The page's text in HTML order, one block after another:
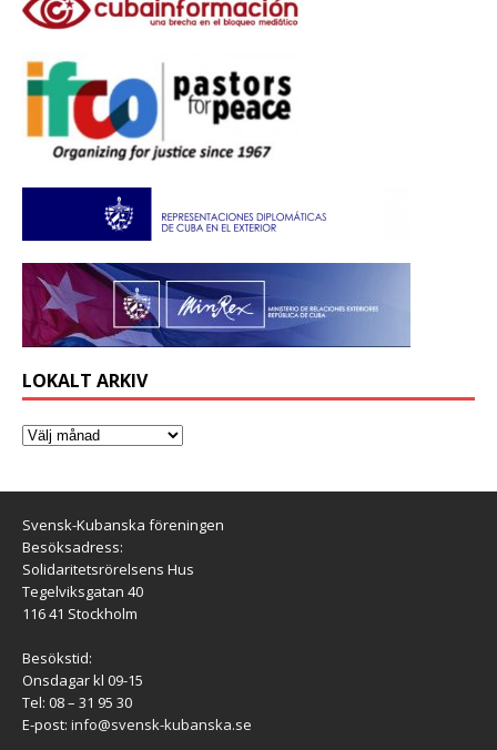
LOKALT ARKIV
Svensk-Kubanska föreningen
Besöksadress:
Solidaritetsrörelsens Hus
Tegelviksgatan 40
116 41 Stockholm
Besökstid:
Onsdagar kl 09-15
Tel: 08 – 31 95 30
E-post: info@svensk-kubanska.se